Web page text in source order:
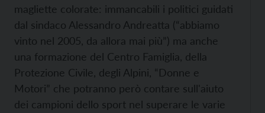
magliette colorate: immancabili i politici guidati
dal sindaco Alessandro Andreatta (“abbiamo
vinto nel 2005, da allora mai più”) ma anche
una formazione del Centro Famiglia, della
Protezione Civile, degli Alpini, “Donne e
Motori” che potranno però contare sull'aiuto
dei campioni dello sport nel superare le varie